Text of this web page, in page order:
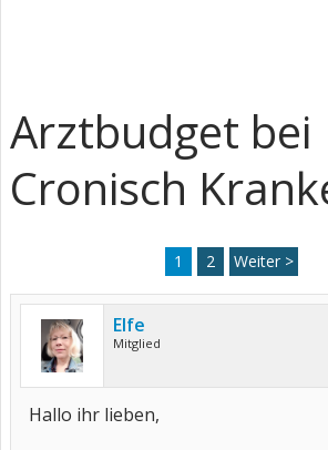
Arztbudget bei
Cronisch
1 2 Weiter >
Elfe
Mitglied
Hallo ihr lieben,